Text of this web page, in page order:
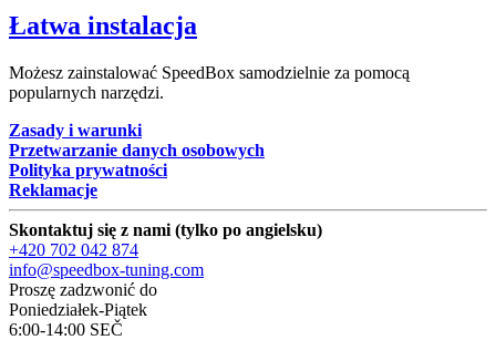
Łatwa instalacja
Możesz zainstalować SpeedBox samodzielnie za pomocą
popularnych narzędzi.
Zasady i warunki
Przetwarzanie danych osobowych
Polityka prywatności
Reklamacje
Skontaktuj się z nami (tylko po angielsku)
+420 702 042 874
info@speedbox-tuning.com
Proszę zadzwonić do
Poniedziałek-Piątek
6:00-14:00 SEČ